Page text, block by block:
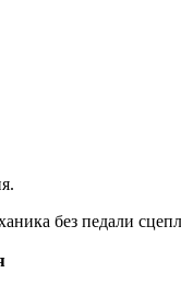
без педали